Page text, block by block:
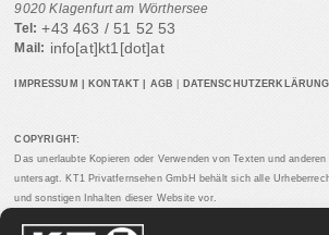
9020 Klagenfurt am Wörthersee
Tel: +43 463 / 51 52 53
Mail: info[at]kt1[dot]at
IMPRESSUM KONTAKT AGB DATENSCHUTZERKLÄRUNG
COPYRIGHT:
Das unerlaubte Kopieren oder Verwenden von Texten und
untersagt. KT1 Privatfernsehen GmbH behält sich alle
und sonstigen Inhalten dieser Website vor.